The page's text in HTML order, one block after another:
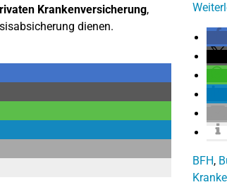
Krankenversicherung,
dienen.
BFH,